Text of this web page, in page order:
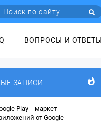
ВОПРОСЫ И ОТВЕТЫ
ЗАПИСИ
Play – маркет
от Google